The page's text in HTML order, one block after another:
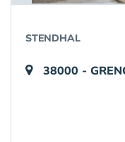
STENDHAL
38000 -